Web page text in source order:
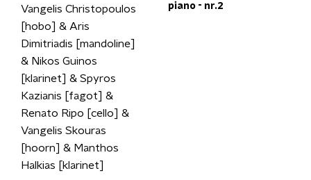
Vangelis Christopoulos
[hobo] & Aris
Dimitriadis [mandoline]
& Nikos Guinos
[klarinet] & Spyros
Kazianis [fagot] &
Renato Ripo [cello] &
Vangelis Skouras
[hoorn] & Manthos
Halkias [klarinet]
piano - nr.2